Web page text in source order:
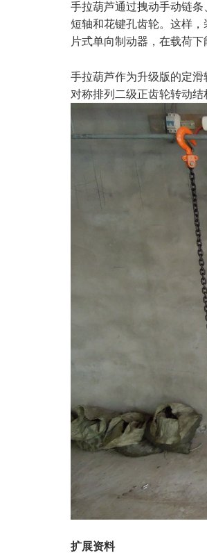
手拉葫芦通过拽动手动链
短轴和花键孔齿轮。这样
片式单向制动器，在载荷
手拉葫芦作为升级版的定
对称排列二级正齿轮转动结
扩展资料